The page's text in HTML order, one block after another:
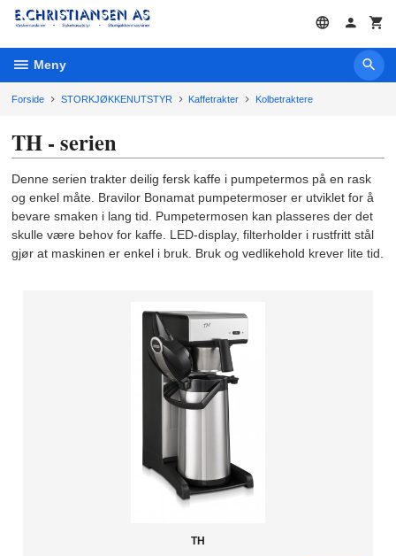
Gå
innholdet
Meny
Forside STORKJØKKENUTSTYR Kaffetrakter Kolbetraktere
TH - serien
Denne serien trakter deilig fersk kaffe i pumpetermos på en rask
og enkel måte. Bravilor Bonamat pumpetermoser er utviklet for å
bevare smaken i lang tid. Pumpetermosen kan plasseres der det
skulle være behov for kaffe. LED-display, filterholder i rustfritt stål
gjør at maskinen er enkel i bruk. Bruk og vedlikehold krever lite tid.
TH